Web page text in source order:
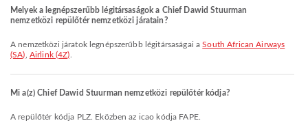
Melyek a legnépszerűbb légitársaságok a Chief Dawid Stuurman
nemzetközi repülőtér nemzetközi járatain?
A nemzetközi járatok legnépszerűbb légitársaságai aSouth African Airways
(SA) Airlink (4Z)
Mi a(z) Chief Dawid Stuurman nemzetközi repülőtér kódja?
A repülőtér kódja PLZ. Eközben az icao kódja FAPE.